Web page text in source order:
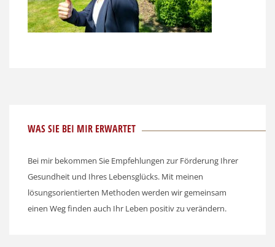
WAS SIE BEI MIR ERWARTET
Bei mir bekommen Sie Empfehlungen zur Förderung Ihrer
Gesundheit und Ihres Lebensglücks. Mit meinen
lösungsorientierten Methoden werden wir gemeinsam
einen Weg finden auch Ihr Leben positiv zu verändern.